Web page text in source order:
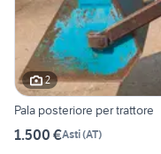
2
Pala posteriore per trattore
1.500 €Asti(AT)